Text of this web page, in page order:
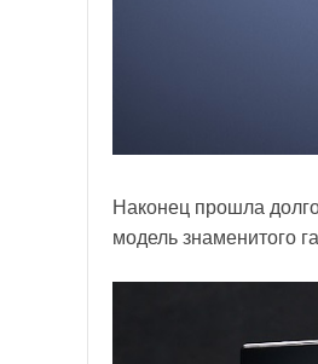
Наконец прошла
модель знаменитого